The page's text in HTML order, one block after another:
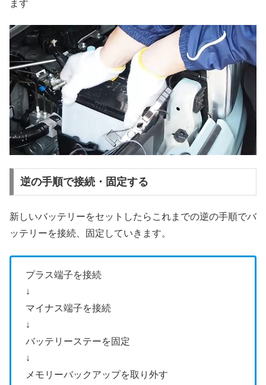
ます
逆の手順で接続・固定する
新しいバッテリーをセットしたらこれまでの逆の手順でバ
ッテリーを接続、固定していきます。
プラス端子を接続
↓
マイナス端子を接続
↓
バッテリーステーを固定
↓
メモリーバックアップを取り外す